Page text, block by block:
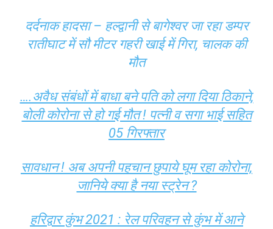
दर्दनाक हादसा – हल्द्वानी से बागेश्वर जा रहा डम्पर
रातीघाट में सौ मीटर गहरी खाई में गिरा, चालक की
मौत
….अवैध संबंधों में बाधा बने पति को लगा दिया ठिकाने,
बोली कोरोना से हो गई मौत ! पत्नी व सगा भाई सहित
05 ​गिरफ्तार
सावधान ! अब अपनी पहचान छुपाये घूम रहा कोरोना,
जानिये क्या है नया स्ट्रेन ?
हरिद्वार कुंभ 2021 : रेल परिवहन से कुंभ में आने